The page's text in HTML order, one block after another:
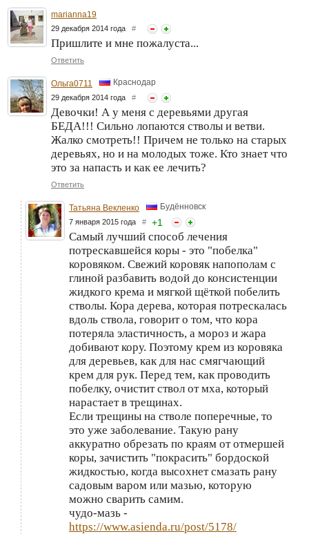
marianna19
29 декабря 2014 года #
Пришлите и мне пожалуста...
Ответить
Ольга0711 Краснодар
29 декабря 2014 года #
Девочки! А у меня с деревьями другая
БЕДА!!! Сильно лопаются стволы и ветви.
Жалко смотреть!! Причем не только на старых
деревьях, но и на молодых тоже. Кто знает что
это за напасть и как ее лечить?
Ответить
Татьяна Векленко Будённовск
7 января 2015 года # +1
Самый лучший способ лечения
потрескавшейся коры - это "побелка"
коровяком. Свежий коровяк напополам с
глиной разбавить водой до консистенции
жидкого крема и мягкой щёткой побелить
стволы. Кора дерева, которая потрескалась
вдоль ствола, говорит о том, что кора
потеряла эластичность, а мороз и жара
добивают кору. Поэтому крем из коровяка
для деревьев, как для нас смягчающий
крем для рук. Перед тем, как проводить
побелку, очистит ствол от мха, который
нарастает в трещинах.
Если трещины на стволе поперечные, то
это уже заболевание. Такую рану
аккуратно обрезать по краям от отмершей
коры, зачистить "покрасить" бордоской
жидкостью, когда высохнет смазать рану
садовым варом или мазью, которую
можно сварить самим.
чудо-мазь -
https://www.asienda.ru/post/5178/